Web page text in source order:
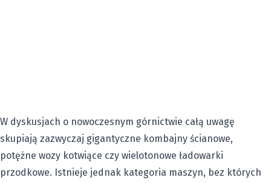
W dyskusjach o nowoczesnym górnictwie całą uwagę
skupiają zazwyczaj gigantyczne kombajny ścianowe,
potężne wozy kotwiące czy wielotonowe ładowarki
przodkowe. Istnieje jednak kategoria maszyn, bez których